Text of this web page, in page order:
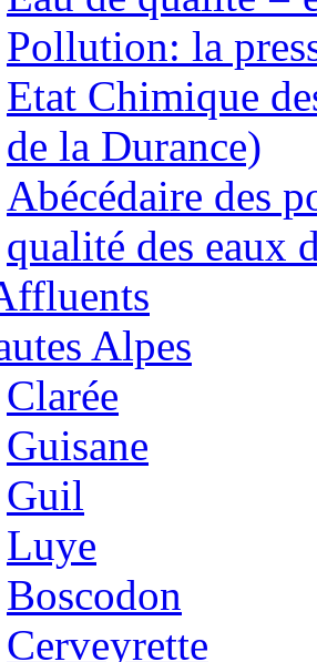
Pollution: la
Etat Chimique
de la Durance)
Abécédaire des
qualité des eaux
Alpes
Clarée
Guisane
Guil
Luye
Boscodon
Cerveyrette